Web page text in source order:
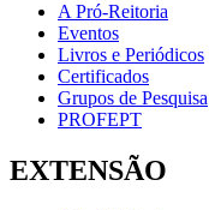
A Pró-Reitoria
Eventos
Livros e Periódicos
Certificados
Grupos de Pesquisa
PROFEPT
EXTENSÃO